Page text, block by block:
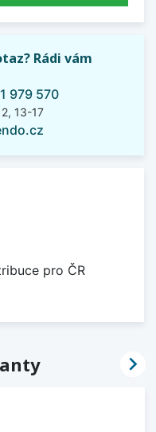
Rádi vám
979 570
13-17
pro ČR
